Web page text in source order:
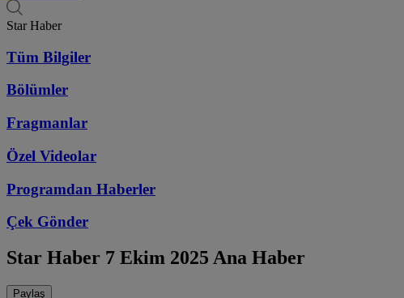
Star Haber
Tüm Bilgiler
Bölümler
Fragmanlar
Özel Videolar
Programdan Haberler
Çek Gönder
Star Haber 7 Ekim 2025 Ana Haber
Paylaş